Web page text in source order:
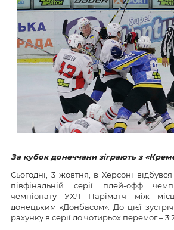
За кубок донеччани зіграють з
Сьогодні, 3 жовтня, в Херсоні
півфінальній серії плей-офф
чемпіонату УХЛ Паріматч між
донецьким «Донбасом». До цієї
рахунку в серії до чотирьох перемог –